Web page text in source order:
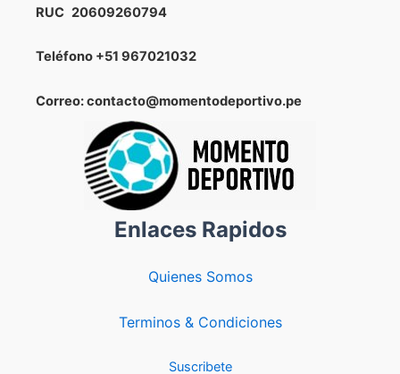
RUC 20609260794
Teléfono +51 967021032
Correo: contacto@momentodeportivo.pe
Enlaces Rapidos
Quienes Somos
Terminos & Condiciones
Suscribete